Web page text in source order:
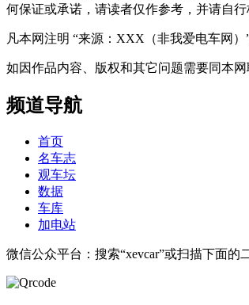
何保证或承诺，请读者仅作参考，并请自行
凡本网注明 “来源：XXX（非我爱电车网
如因作品内容、版权和其它问题需要同本网
频道导航
首页
名车志
观车坛
数据
车库
加电站
微信公众平台：搜索“xevcar”或扫描下面的